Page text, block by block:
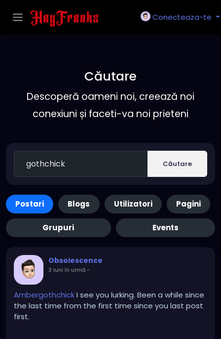
Conecteaza-te
Căutare
Descoperă oameni noi, creează noi
conexiuni și faceti-va noi prieteni
Căutare
Postari Blogs Utilizatori Pagini
Grupuri Events
Obsolescence
3 luni în urmă-
AmbergothchickI see you lurking. Been a while since
the last time from the first time since you last post
first.